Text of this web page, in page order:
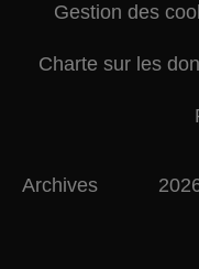
Gestion des
Charte sur les
Archives